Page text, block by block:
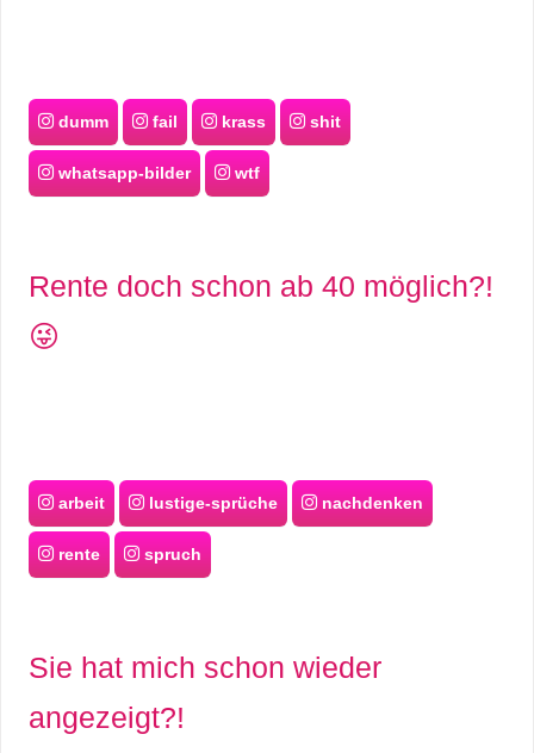
dumm fail krass shit
whatsapp-bilder wtf
Rente doch schon ab 40 möglich?!
😜
arbeit lustige-sprüche nachdenken
rente spruch
Sie hat mich schon wieder
angezeigt?!